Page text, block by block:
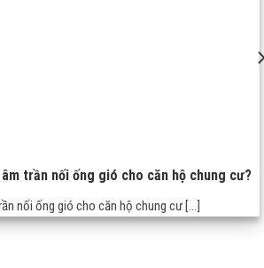
trần nối ống gió cho căn hộ chung cư?
nối ống gió cho căn hộ chung cư [...]